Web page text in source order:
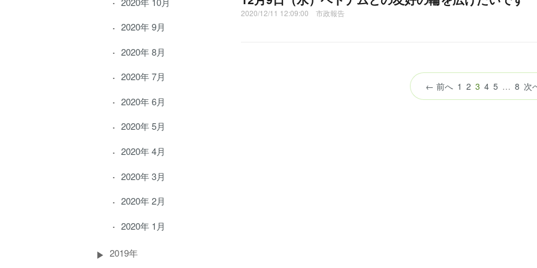
2020年 9月
2020年 8月
2020年 7月
2020年 6月
2020年 5月
2020年 4月
2020年 3月
2020年 2月
2020年 1月
2019年
2020/12/11 12:09:00 市政報告
← 前へ 1 2 3（こ
の
4 5 … 8 次